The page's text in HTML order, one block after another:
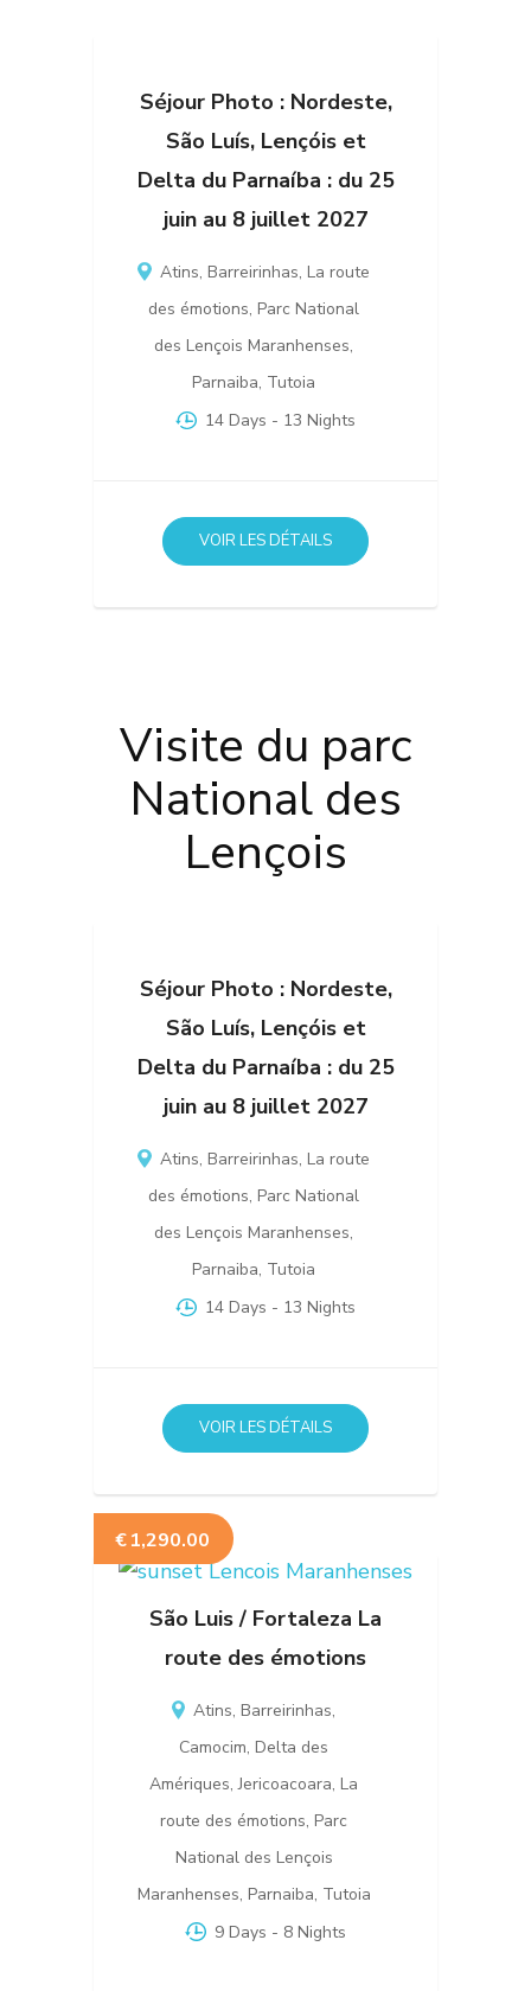
Séjour Photo : Nordeste,
São Luís, Lençóis et
Delta du Parnaíba : du 25
juin au 8 juillet 2027
Atins, Barreirinhas, La route
des émotions, Parc National
des Lençois Maranhenses,
Parnaiba, Tutoia
14 Days - 13 Nights
VOIR LES DÉTAILS
Visite du parc
National des
Lençois
Séjour Photo : Nordeste,
São Luís, Lençóis et
Delta du Parnaíba : du 25
juin au 8 juillet 2027
Atins, Barreirinhas, La route
des émotions, Parc National
des Lençois Maranhenses,
Parnaiba, Tutoia
14 Days - 13 Nights
VOIR LES DÉTAILS
€1,290.00
São Luis / Fortaleza La
route des émotions
Atins,Barreirinhas,
Camocim, Delta des
Amériques,Jericoacoara, La
route des émotions, Parc
National des Lençois
Maranhenses, Parnaiba, Tutoia
9 Days - 8 Nights